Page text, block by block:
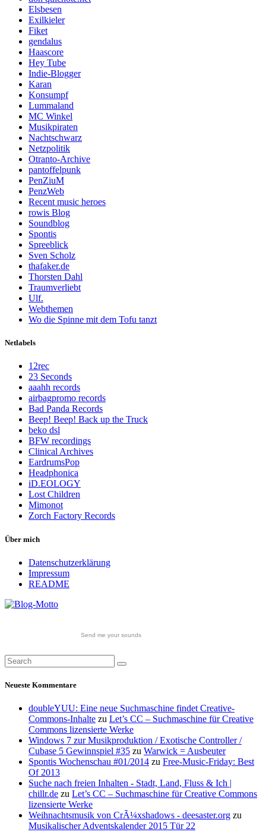
Elsbesen
Exilkieler
Fiket
gendalus
Haascore
Hey Tube
Indie-Blogger
Karan
Konsumpf
Lummaland
MC Winkel
Musikpiraten
Nachtschwarz
Netzpolitik
Otranto-Archive
pantoffelpunk
PenZiuM
PenzWeb
Recent music heroes
rowis Blog
Soundblog
Spontis
Spreeblick
Sven Scholz
thafaker.de
Thorsten Dahl
Traumverliebt
Ulf.
Webthemen
Wo die Spinne mit dem Tofu tanzt
Netlabels
12rec
23 Seconds
aaahh records
airbagpromo records
Bad Panda Records
Beep! Beep! Back up the Truck
beko dsl
BFW recordings
Clinical Archives
EardrumsPop
Headphonica
iD.EOLOGY
Lost Children
Mimonot
Zorch Factory Records
Über mich
Datenschutzerklärung
Impressum
README
Send me your sounds
Neueste Kommentare
doubleYUU: Eine neue Suchmaschine findet Creative-
Commons-Inhalte zu Let’s CC – Suchmaschine für Creative
Commons lizensierte Werke
Windows 7 zur Musikproduktion / Exotische Controller /
Cubase 5 Gewinnspiel #35 zu Warwick = Ausbeuter
Spontis Wochenschau #01/2014 zu Free-Music-Friday: Best
Of 2013
Suche nach freien Inhalten - Stadt, Land, Fluss & Ich |
chillr.de zu Let’s CC – Suchmaschine für Creative Commons
lizensierte Werke
Weihnachtsmusik von CrÃ¼xshadows - deesaster.org zu
Musikalischer Adventskalender 2015 Tür 22